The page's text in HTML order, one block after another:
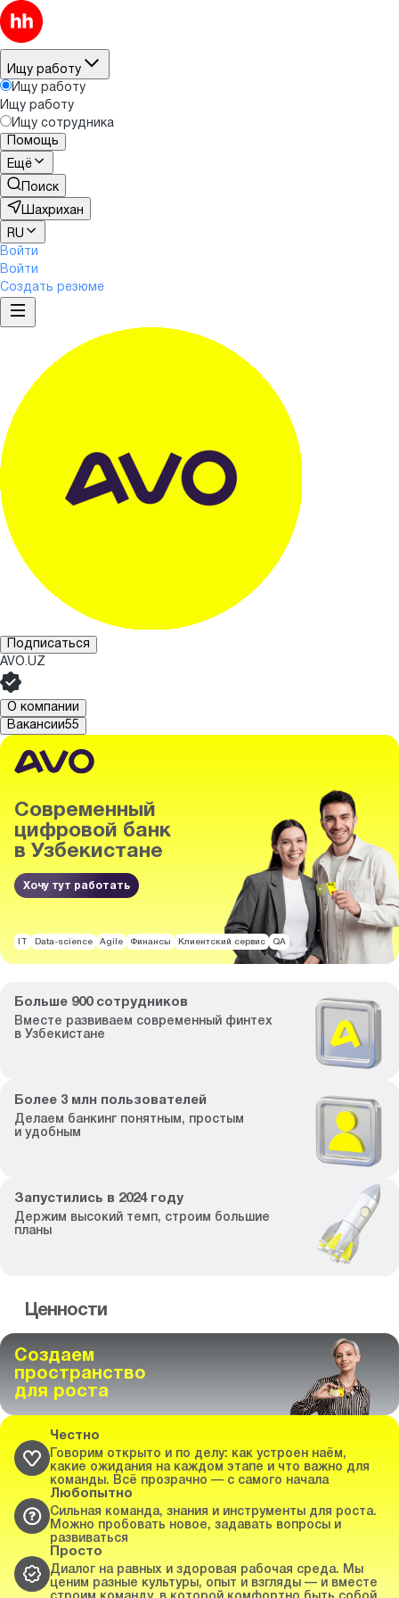
Ищу работу
Ищу работу
Ищу работу
Ищу сотрудника
Помощь
Ещё
Поиск
Шахрихан
RU
Войти
Войти
Создать резюме
Подписаться
AVO.UZ
О компании
Вакансии55
Современный
цифровой банк
в Узбекистане
Хочу тут работать
Data-science Agile Финансы Клиентский сервис QA
Больше 900сотрудников
Вместе развиваем современный финтех
в Узбекистане
Более 3 млн пользователей
Делаем банкинг понятным, простым
и удобным
Запустились в 2024году
Держим высокий темп, строим большие
планы
Ценности
Создаем
пространство
для роста
Честно
Говорим открыто и по делу: как устроен наём,
какие ожидания на каждом этапе и что важно для
команды. Всё прозрачно — с самого начала
Любопытно
Сильная команда, знания и инструменты для роста.
Можно пробовать новое, задавать вопросы и
развиваться
Просто
Диалог на равных и здоровая рабочая среда. Мы
ценим разные культуры, опыт и взгляды — и вместе